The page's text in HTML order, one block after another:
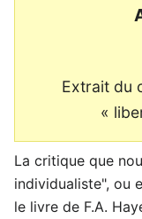
Extrait du
«
La critique que
individualiste", ou
le livre de F.A.